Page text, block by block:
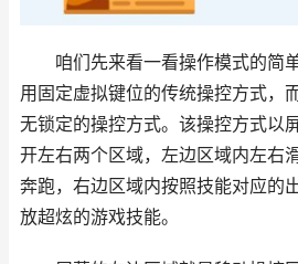
咱们先来看一看操作模式的简
用固定虚拟键位的传统操控方式，
无锁定的操控方式。该操控方式以
开左右两个区域，左边区域内左右
奔跑，右边区域内按照技能对应的
放超炫的游戏技能。